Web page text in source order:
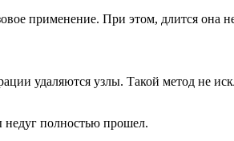
применение. При этом, длится она
удаляются узлы. Такой метод не
недуг полностью прошел.